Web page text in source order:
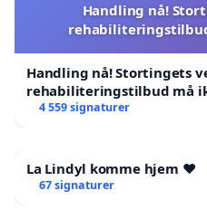
Handling nå!
Handling nå! Stortingets
rehabiliteringstilbud må
4 559 signaturer
La Lindyl komme hjem ❤️
67 signaturer